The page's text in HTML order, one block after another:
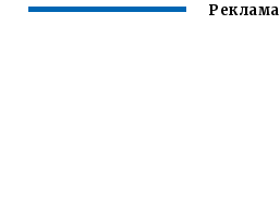
Реклама